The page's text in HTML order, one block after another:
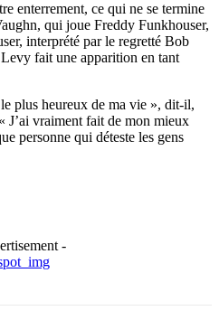
enterrement, ce qui ne se termine
qui joue Freddy Funkhouser,
interprété par le regretté Bob
fait une apparition en tant
plus heureux de ma vie », dit-il,
J’ai vraiment fait de mon mieux
personne qui déteste les gens
-